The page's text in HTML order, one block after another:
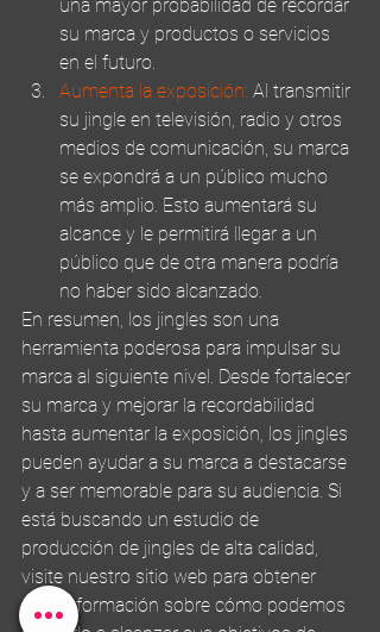
una mayor probabilidad de recordar
su marca y productos o servicios
en el futuro.
Aumenta la exposición: Al transmitir
su jingle en televisión, radio y otros
medios de comunicación, su marca
se expondrá a un público mucho
más amplio. Esto aumentará su
alcance y le permitirá llegar a un
público que de otra manera podría
no haber sido alcanzado.
En resumen, los jingles son una
herramienta poderosa para impulsar su
marca al siguiente nivel. Desde fortalecer
su marca y mejorar la recordabilidad
hasta aumentar la exposición, los jingles
pueden ayudar a su marca a destacarse
y a ser memorable para su audiencia. Si
está buscando un estudio de
producción de jingles de alta calidad,
visite nuestro sitio web para obtener
más información sobre cómo podemos